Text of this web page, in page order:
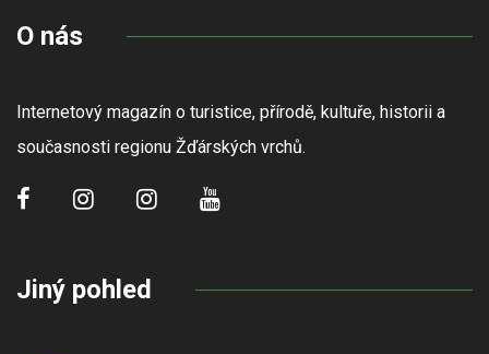
O nás
Internetový magazín o turistice, přírodě, kultuře, historii a
současnosti regionu Žďárských vrchů.
Jiný pohled